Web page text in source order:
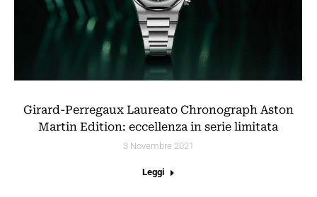
Girard-Perregaux Laureato Chronograph Aston
Martin Edition: eccellenza in serie limitata
3 Novembre 2021
Leggi